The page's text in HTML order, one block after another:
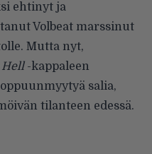
ehtinyt ja
Volbeat marssinut
Mutta nyt,
Hell-kappaleen
salia,
tilanteen edessä.